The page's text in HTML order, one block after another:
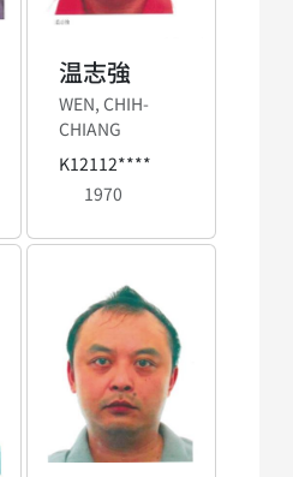
温志強
WEN, CHIH-
CHIANG
K12112****
1970